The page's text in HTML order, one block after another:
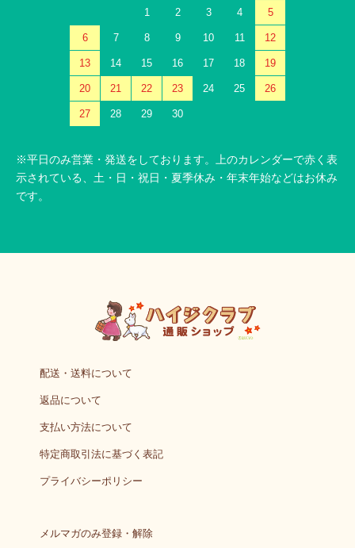
1 2 3 4 5
6 7 8 9 10 11 12
13 14 15 16 17 18 19
20 21 22 23 24 25 26
27 28 29 30
※平日のみ営業・発送をしております。上のカレンダーで赤く表
示されている、土・日・祝日・夏季休み・年末年始などはお休み
です。
配送・送料について
返品について
支払い方法について
特定商取引法に基づく表記
プライバシーポリシー
メルマガのみ登録・解除